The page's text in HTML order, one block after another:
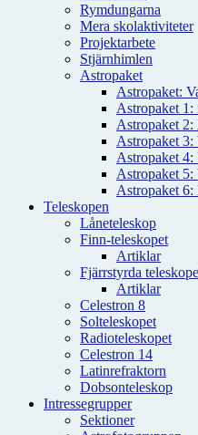
Rymdungarna
Mera skolaktiviteter
Projektarbete
Stjärnhimlen
Astropaket
Astropaket:
Astropaket 1:
Astropaket 2:
Astropaket
Astropaket 4:
Astropaket 5:
Astropaket 6:
Teleskopen
Låneteleskop
Finn-teleskopet
Artiklar
Fjärrstyrda
Artiklar
Celestron 8
Solteleskopet
Radioteleskopet
Celestron 14
Latinrefraktorn
Dobsonteleskop
Intressegrupper
Sektioner